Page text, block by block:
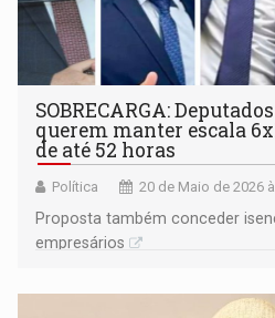
SOBRECARGA:
querem manter escala
de até 52 horas
Política 20 de Maio de 2026
Proposta também conceder
empresários